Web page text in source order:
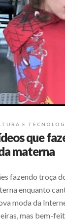
E
que
materna
fazendo troça
enquanto
moda da
mas bem-